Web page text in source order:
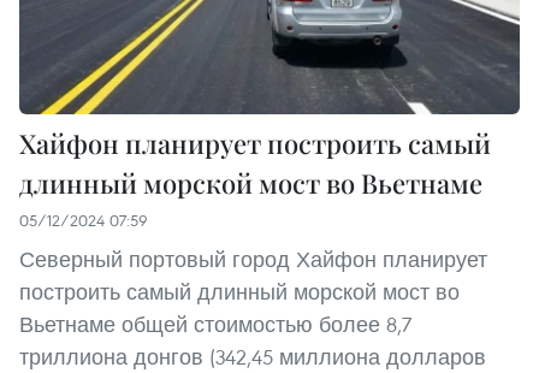
Хайфон планирует построить самый
длинный морской мост во Вьетнаме
05/12/2024 07:59
Северный портовый город Хайфон планирует
построить самый длинный морской мост во
Вьетнаме общей стоимостью более 8,7
триллиона донгов (342,45 миллиона долларов